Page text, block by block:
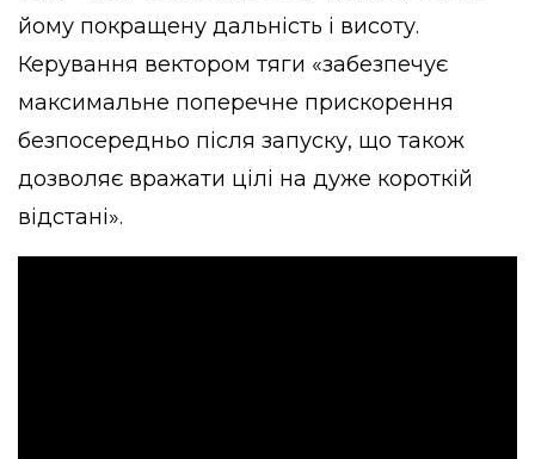
йому покращену дальність і висоту.
Керування вектором тяги «забезпечує
максимальне поперечне прискорення
безпосередньо після запуску, що також
дозволяє вражати цілі на дуже короткій
відстані».